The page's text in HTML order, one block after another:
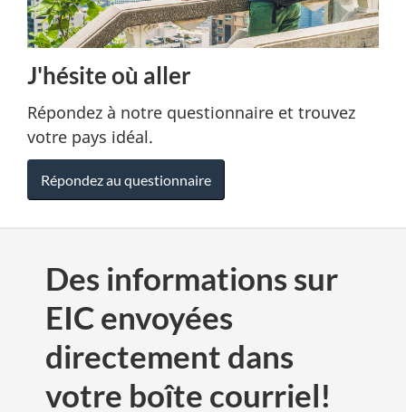
J'hésite où aller
Répondez à notre questionnaire et trouvez
votre pays idéal.
Répondez au questionnaire
Des informations sur
EIC envoyées
directement dans
votre boîte courriel!